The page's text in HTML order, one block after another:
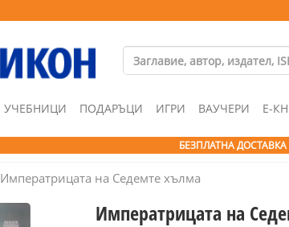
УЧЕБНИЦИ ПОДАРЪЦИ ИГРИ ВАУЧЕРИ Е-
БЕЗПЛАТНА
Императрицата на Седемте хълма
Императрицата на